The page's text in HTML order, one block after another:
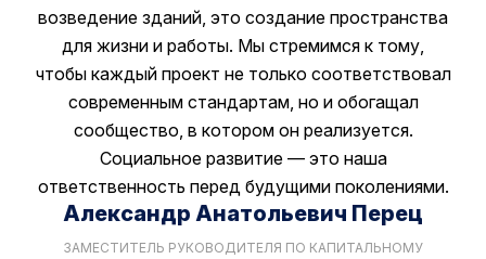
возведение зданий, это создание пространства
для жизни и работы. Мы стремимся к тому,
чтобы каждый проект не только соответствовал
современным стандартам, но и обогащал
сообщество, в котором он реализуется.
Социальное развитие — это наша
ответственность перед будущими поколениями.
Александр Анатольевич Перец
ЗАМЕСТИТЕЛЬ РУКОВОДИТЕЛЯ ПО КАПИТАЛЬНОМУ